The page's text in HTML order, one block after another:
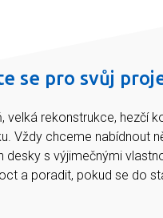
se pro svůj
velká rekonstrukce, hezčí
Vždy chceme nabídnout
desky s výjimečnými
a poradit, pokud se do